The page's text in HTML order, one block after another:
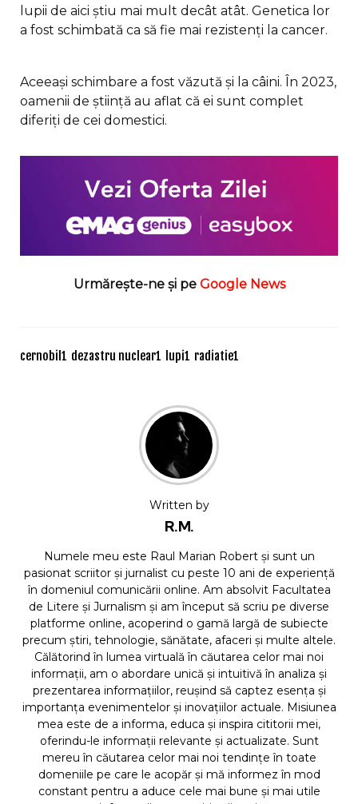
lupii de aici știu mai mult decât atât. Genetica lor
a fost schimbată ca să fie mai rezistenți la cancer.
Aceeași schimbare a fost văzută și la câini. În 2023,
oamenii de știință au aflat că ei sunt complet
diferiți de cei domestici.
Urmărește-ne și pe Google News
cernobil 1 dezastru nuclear1 lupi1 radiatie1
Written by
R.M.
Numele meu este Raul Marian Robert și sunt un
pasionat scriitor și jurnalist cu peste 10 ani de experiență
în domeniul comunicării online. Am absolvit Facultatea
de Litere și Jurnalism și am început să scriu pe diverse
platforme online, acoperind o gamă largă de subiecte
precum știri, tehnologie, sănătate, afaceri și multe altele.
Călătorind în lumea virtuală în căutarea celor mai noi
informații, am o abordare unică și intuitivă în analiza și
prezentarea informațiilor, reușind să captez esența și
importanța evenimentelor și inovațiilor actuale. Misiunea
mea este de a informa, educa și inspira cititorii mei,
oferindu-le informații relevante și actualizate. Sunt
mereu în căutarea celor mai noi tendințe în toate
domeniile pe care le acopăr și mă informez în mod
constant pentru a aduce cele mai bune și mai utile